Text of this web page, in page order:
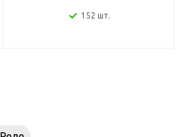
152 шт.